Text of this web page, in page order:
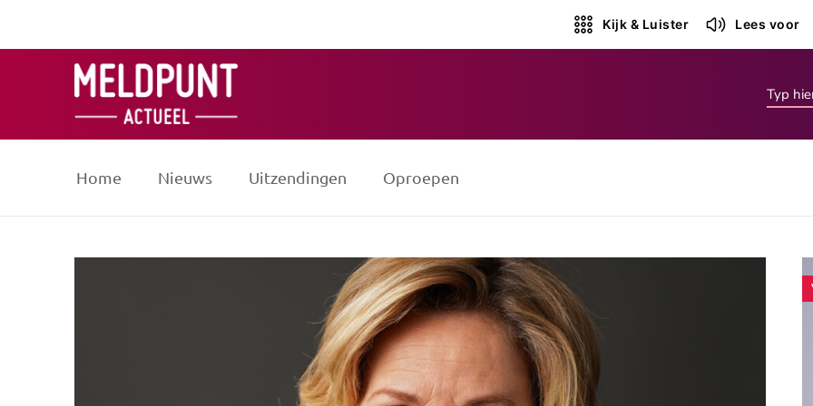
Kijk & Luister Lees voor
Home Nieuws Uitzendingen Oproepen